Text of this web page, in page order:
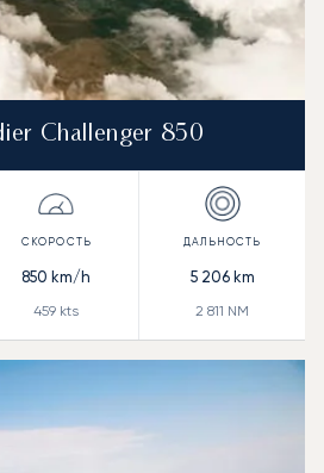
Challenger 850
850 km/h
459 kts
5 206km
2 811 NM